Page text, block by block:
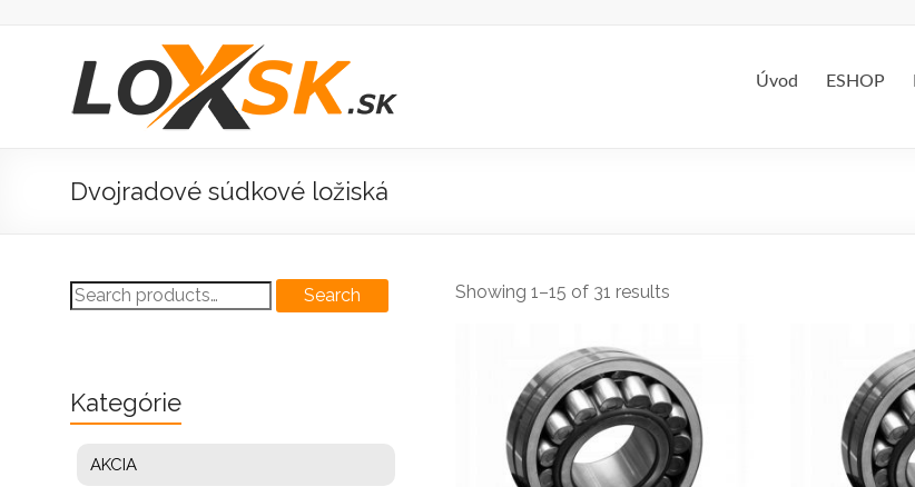
Loxsk
predaj
Úvod ESHOP
Dvojradové súdkové ložiská
Showing 1–15 of 31 results
Search
for:
Search
Kategórie
AKCIA